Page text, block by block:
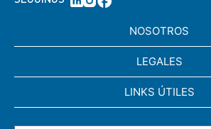
NOSOTROS
LEGALES
LINKS ÚTILES